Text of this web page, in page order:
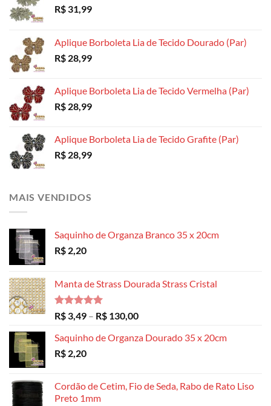
R$ 31,99
Aplique Borboleta Lia de Tecido Dourado (Par)
R$ 28,99
Aplique Borboleta Lia de Tecido Vermelha (Par)
R$ 28,99
Aplique Borboleta Lia de Tecido Grafite (Par)
R$ 28,99
MAIS VENDIDOS
Saquinho de Organza Branco 35 x 20cm
R$ 2,20
Manta de Strass Dourada Strass Cristal
Avaliação
5.00
de 5
R$ 3,49 – R$ 130,00Faixa
preço:
Saquinho de Organza Dourado 35 x 20cm
R$ 2,20
Cordão de Cetim, Fio de Seda, Rabo de Rato Liso
Preto 1mm